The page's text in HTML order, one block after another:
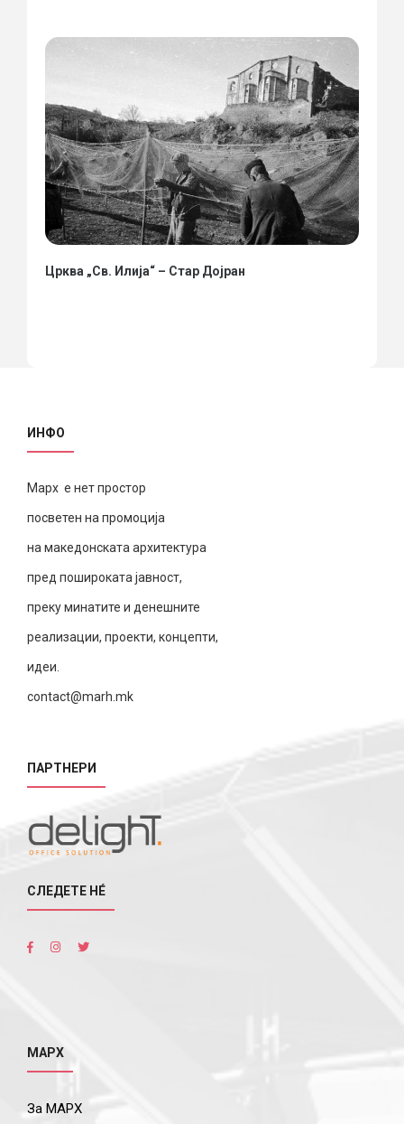
Црква „Св. Илија“ – Стар Дојран
ИНФО
Марх е нет простор
посветен на промоција
на македонската архитектура
пред пошироката јавност,
преку минатите и денешните
реализации, проекти, концепти,
идеи.
contact@marh.mk
ПАРТНЕРИ
СЛЕДЕТЕ НÉ
МАРХ
За МАРХ